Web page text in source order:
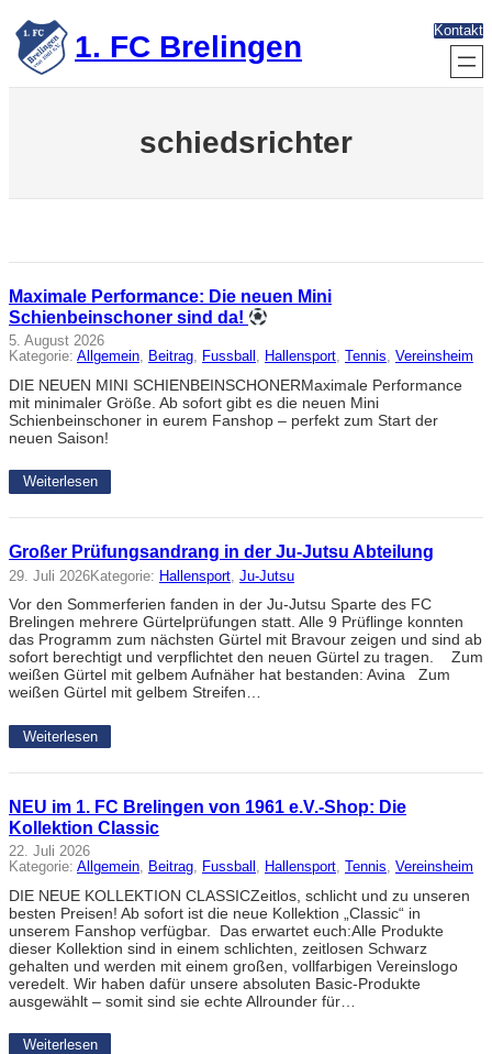
Zum
Inhalt
springen 1. FC Brelingen Kontakt
schiedsrichter
Maximale Performance: Die neuen Mini
Schienbeinschoner sind da!
5. August 2026
Kategorie: Allgemein, Beitrag, Fussball , Hallensport, Tennis, Vereinsheim
DIE NEUEN MINI SCHIENBEINSCHONERMaximale Performance
mit minimaler Größe. Ab sofort gibt es die neuen Mini
Schienbeinschoner in eurem Fanshop – perfekt zum Start der
neuen Saison!
Weiterlesen
Großer Prüfungsandrang in der Ju-Jutsu Abteilung
29. Juli 2026Kategorie: Hallensport Ju-Jutsu
Vor den Sommerferien fanden in der Ju-Jutsu Sparte des FC
Brelingen mehrere Gürtelprüfungen statt. Alle 9 Prüflinge konnten
das Programm zum nächsten Gürtel mit Bravour zeigen und sind ab
sofort berechtigt und verpflichtet den neuen Gürtel zu tragen. Zum
weißen Gürtel mit gelbem Aufnäher hat bestanden: Avina Zum
weißen Gürtel mit gelbem Streifen…
Weiterlesen
NEU im 1. FC Brelingen von 1961 e.V.-Shop: Die
Kollektion Classic
22. Juli 2026
Kategorie: Allgemein, Beitrag, Fussball , Hallensport, Tennis, Vereinsheim
DIE NEUE KOLLEKTION CLASSICZeitlos, schlicht und zu unseren
besten Preisen! Ab sofort ist die neue Kollektion „Classic“ in
unserem Fanshop verfügbar. Das erwartet euch:Alle Produkte
dieser Kollektion sind in einem schlichten, zeitlosen Schwarz
gehalten und werden mit einem großen, vollfarbigen Vereinslogo
veredelt. Wir haben dafür unsere absoluten Basic-Produkte
ausgewählt – somit sind sie echte Allrounder für…
Weiterlesen